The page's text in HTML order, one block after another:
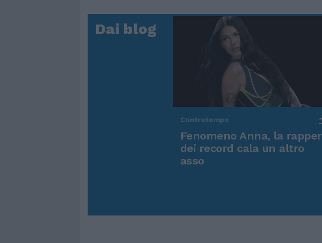
Dai blog
Controtempo
Fenomeno Anna, la rapper
dei record cala un altro
asso